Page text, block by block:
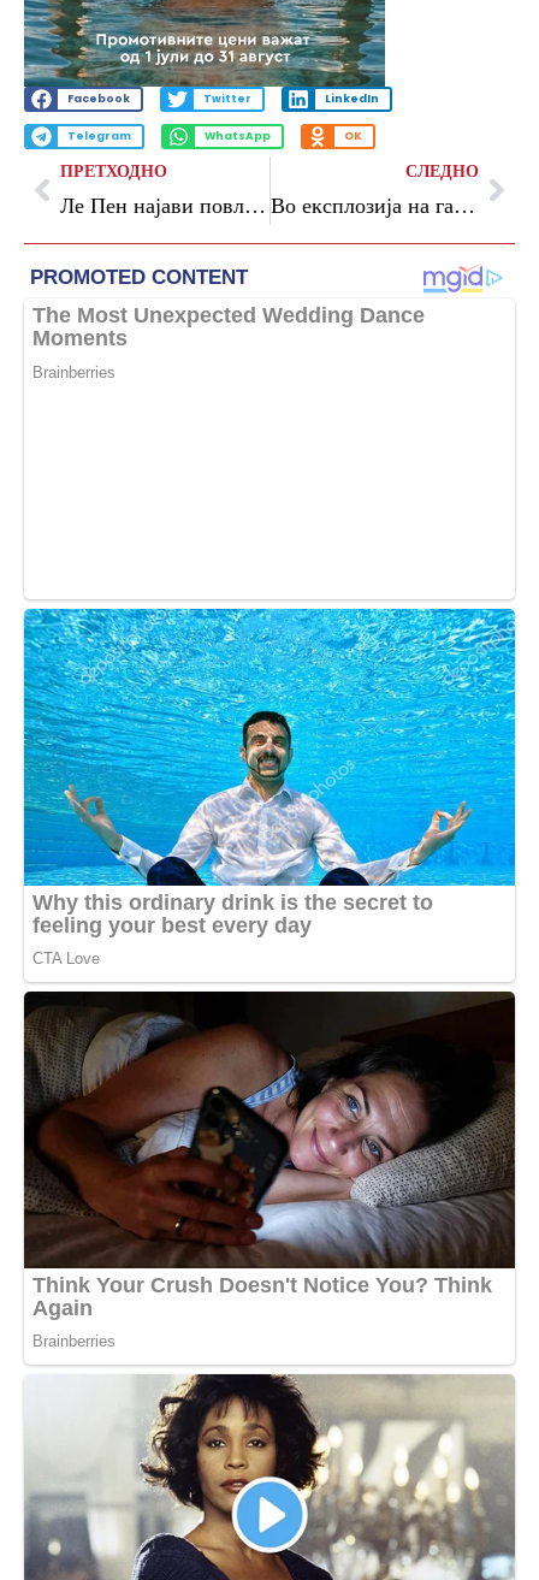
Facebook Twitter LinkedIn
Telegram WhatsApp OK
ПРЕТХОДНО
Ле Пен најави повлекување на Франција од воената команда на НАТО ако победи на изборите
СЛЕДНО
Во експлозија на гас во рудник за јаглен во Кина загинаа најмалку 90 рудари